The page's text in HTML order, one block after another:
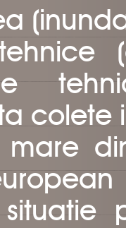
colete
mare